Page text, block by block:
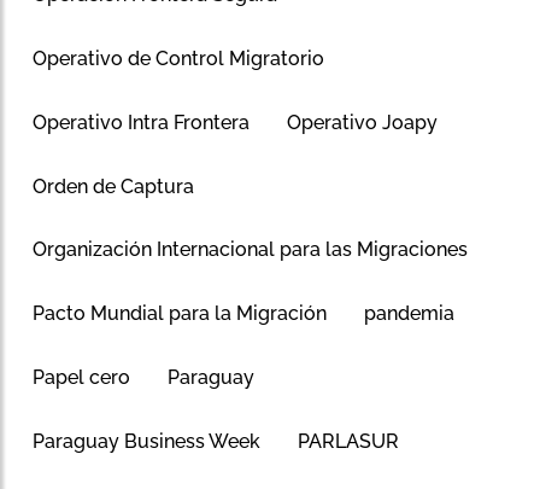
Operativo de Control Migratorio
Operativo Intra Frontera Operativo Joapy
Orden de Captura
Organización Internacional para las Migraciones
Pacto Mundial para la Migración pandemia
Papel cero Paraguay
Paraguay Business Week PARLASUR